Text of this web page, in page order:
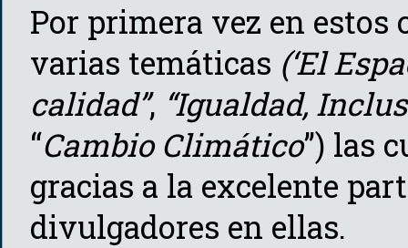
Por primera vez en estos
varias temáticas (‘El
calidad”, “Igualdad,
“Cambio Climático”) las
gracias a la excelente
divulgadores en ellas.